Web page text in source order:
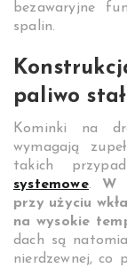
bezawaryjne
spalin.
paliwo
Kominki na
wymagają
takich
systemowe. W
przy użyciu
na wysokie
dach są
nierdzewnej, co